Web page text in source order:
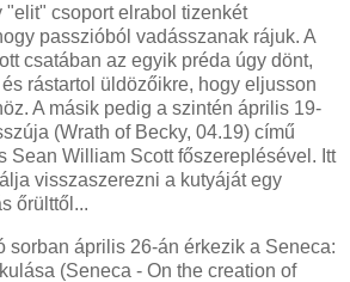
"elit" csoport elrabol tizenkét
passzióból vadásszanak rájuk. A
csatában az egyik préda úgy dönt,
rástartol üldözőikre, hogy eljusson
A másik pedig a szintén április 19-
(Wrath of Becky, 04.19) című
Sean William Scott főszereplésével. Itt
visszaszerezni a kutyáját egy
őrülttől...
sorban április 26-án érkezik a Seneca:
(Seneca - On the creation of